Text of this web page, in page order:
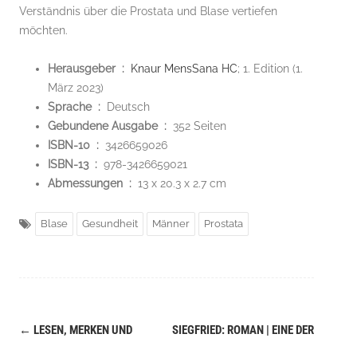
Verständnis über die Prostata und Blase vertiefen
möchten.
Herausgeber ‏ : ‎ Knaur MensSana HC; 1. Edition (1.
März 2023)
Sprache ‏ : ‎
Deutsch
Gebundene Ausgabe ‏ : ‎ 352 Seiten
ISBN-10 ‏ : ‎ 3426659026
ISBN-13 ‏ : ‎ 978-3426659021
Abmessungen ‏ : ‎ 13 x 20.3 x 2.7 cm
Blase Gesundheit Männer Prostata
← LESEN, MERKEN UND
SIEGFRIED: ROMAN | EINE DER